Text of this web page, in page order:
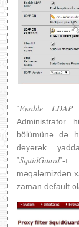
“Enable
Administrator
bölümünə də
deyərək
“SquidGuard“-ı
məqaləmizdən
zaman default